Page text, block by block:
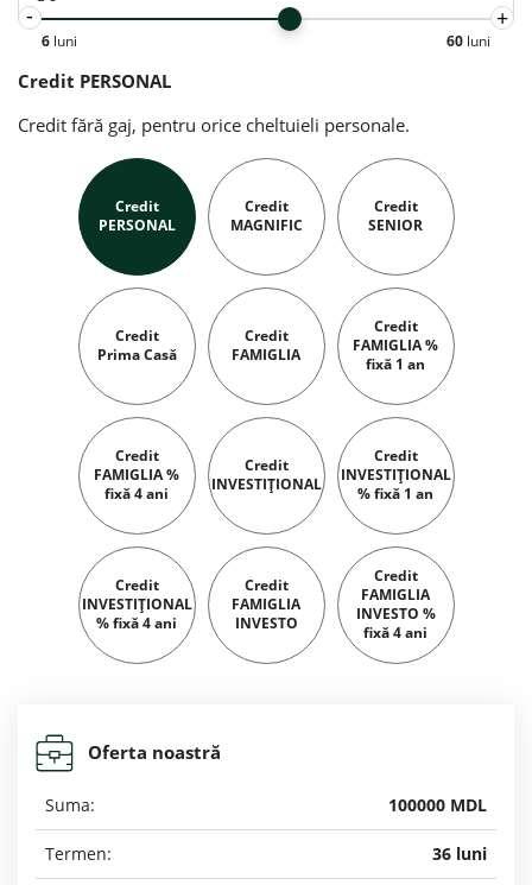
-
6 luni
+
60 luni
Credit PERSONAL
Credit fără gaj, pentru orice cheltuieli personale.
Credit
PERSONAL
Credit
MAGNIFIC
Credit
SENIOR
Credit
Prima Casă
Credit
FAMIGLIA
Credit
FAMIGLIA %
fixă 1 an
Credit
FAMIGLIA %
fixă 4 ani
Credit
INVESTIȚIONAL
Credit
INVESTIȚIONAL
% fixă 1 an
Credit
INVESTIȚIONAL
% fixă 4 ani
Credit
FAMIGLIA
INVESTO
Credit
FAMIGLIA
INVESTO %
fixă 4 ani
Oferta noastră
Suma: 100000 MDL
Termen: 36 luni